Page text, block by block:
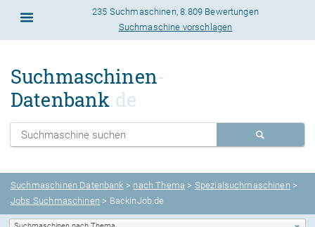
235 Suchmaschinen,8.809 Bewertungen
Suchmaschine vorschlagen
Suchmaschinen-
Datenbank.de
Suchmaschinen Datenbank > nach Thema > Spezialsuchmaschinen >
Jobs Suchmaschinen > BackinJob.de